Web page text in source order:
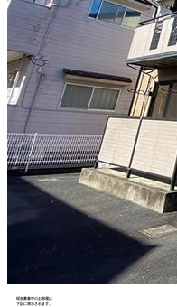
現在募集中のお部屋は
下記に表示されます。